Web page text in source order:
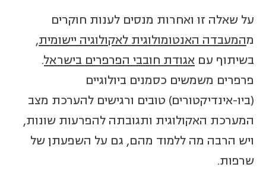
על שאלה זו ואחרות מנסים לענות חוקרים
מהמעבדה האנטומולוגית לאקולוגיה יישומית,
בשיתוף עם אגודת חובבי הפרפרים בישראל.
פרפרים משמשים כסמנים ביולוגיים
(ביו-אינדיקטורים) טובים ורגישים להערכת מצב
המערכת האקולוגית ותגובתה להפרעות שונות,
ויש הרבה מה ללמוד מהם, גם על השפעתן של
שרפות.